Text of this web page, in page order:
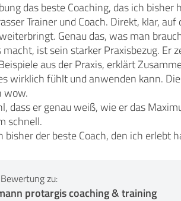
das beste Coaching, das ich bisher
Trainer und Coach. Direkt, klar,
Genau das, was man
ist sein starker Praxisbezug.
aus der Praxis, erklärt
wirklich fühlt und anwenden kann.
wow.
dass er genau weiß, wie er das
schnell.
bisher der beste Coach, den ich erlebt
zu:
protargis coaching & training